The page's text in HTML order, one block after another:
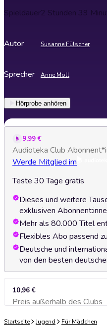
Spieldauer2 Stunden 39
Autor Susanne Fülscher
Sprecher Anne Moll
Hörprobe anhören
9,99 €
Audioteka Club
Werde Mitglied im
Teste 30 Tage gratis
Dieses und weitere
exklusiven
Mehr als 80.000 Titel
Flexibles Abo passend
Deutsche und
von den besten
10,96 €
Preis außerhalb des Clubs
Zum
Startseite Jugend Für Mädchen